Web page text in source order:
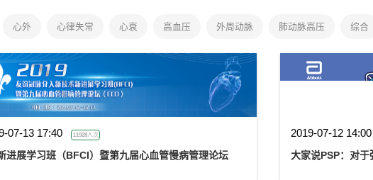
心外 心律失常 心衰 高血压 外周动脉 肺动脉高压 综合
07-13 17:40 11928人次
进展学习班（BFCI）暨第九届心血管慢病管理论坛
2019-07-12
大家说PSP：对于